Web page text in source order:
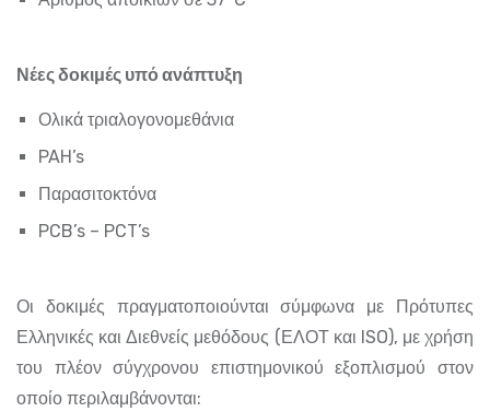
Νέες δοκιμές υπό ανάπτυξη
Ολικά τριαλογονομεθάνια
PAH’s
Παρασιτοκτόνα
PCB’s – PCT’s
Οι δοκιμές πραγματοποιούνται σύμφωνα με Πρότυπες
Ελληνικές και Διεθνείς μεθόδους (ΕΛΟΤ και ISO), με χρήση
του πλέον σύγχρονου επιστημονικού εξοπλισμού στον
οποίο περιλαμβάνονται: